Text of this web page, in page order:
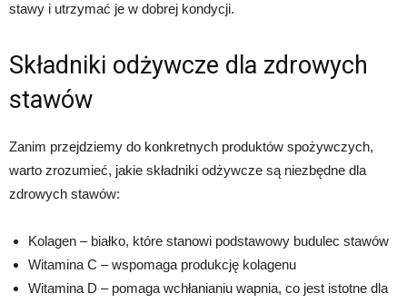
stawy i utrzymać je w dobrej kondycji.
Składniki odżywcze dla zdrowych
stawów
Zanim przejdziemy do konkretnych produktów spożywczych,
warto zrozumieć, jakie składniki odżywcze są niezbędne dla
zdrowych stawów:
Kolagen – białko, które stanowi podstawowy budulec stawów
Witamina C – wspomaga produkcję kolagenu
Witamina D – pomaga wchłanianiu wapnia, co jest istotne dla